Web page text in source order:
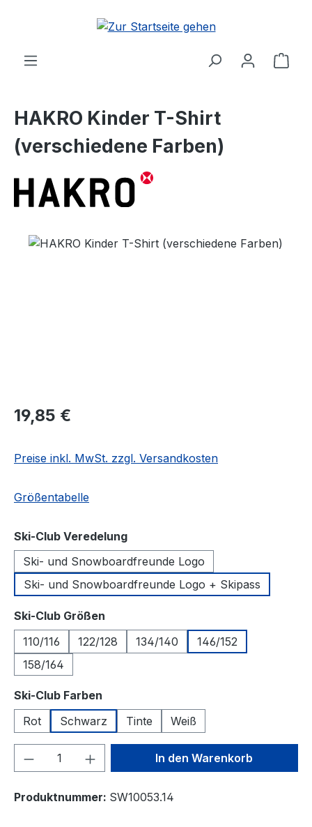
Zum Hauptinhalt springen
HAKRO Kinder T-Shirt
(verschiedene Farben)
Bildergalerie überspringen
Regulärer Preis:
19,85 €
Preise inkl. MwSt. zzgl. Versandkosten
Größentabelle
Ski-Club Veredelungauswählen
Ski- und Snowboardfreunde Logo
Ski- und Snowboardfreunde Logo + Skipass
Ski-Club Größen
110/116
122/128 134/140
146/152
158/164
Ski-Club Farben
Rot
Schwarz Tinte Weiß
Produkt Anzahl: Gib denIn den Warenkorb
Produktnummer: SW10053.14